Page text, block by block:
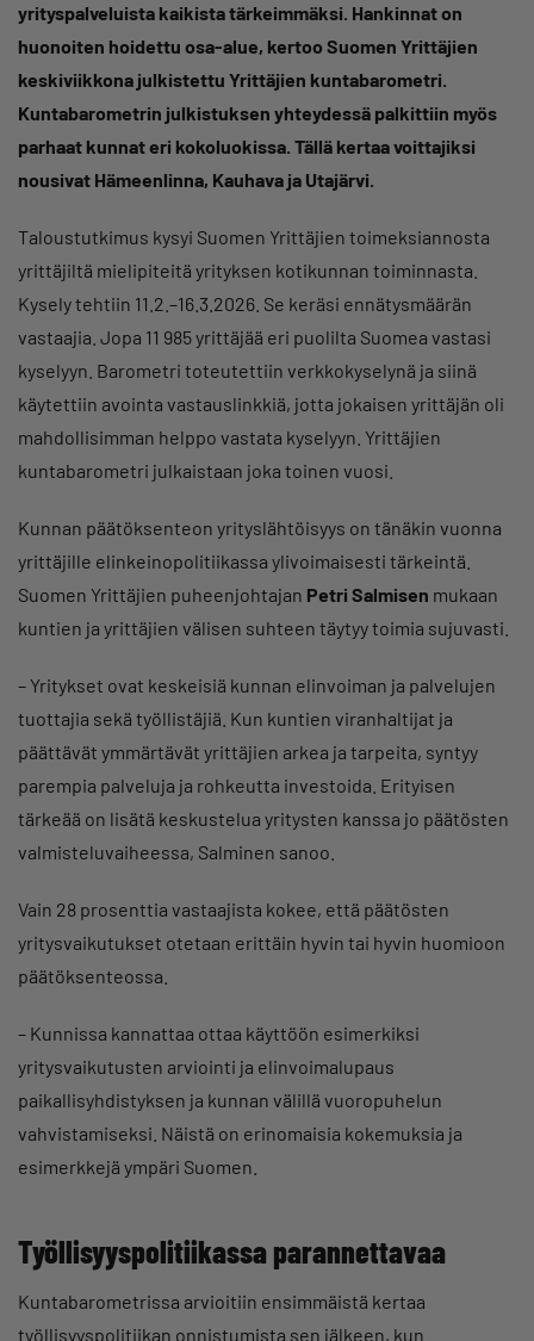
yrityspalveluista kaikista tärkeimmäksi. Hankinnat on
huonoiten hoidettu osa-alue, kertoo Suomen Yrittäjien
keskiviikkona julkistettu Yrittäjien kuntabarometri.
Kuntabarometrin julkistuksen yhteydessä palkittiin myös
parhaat kunnat eri kokoluokissa. Tällä kertaa voittajiksi
nousivat Hämeenlinna, Kauhava ja Utajärvi.
Taloustutkimus kysyi Suomen Yrittäjien toimeksiannosta
yrittäjiltä mielipiteitä yrityksen kotikunnan toiminnasta.
Kysely tehtiin 11.2.–16.3.2026. Se keräsi ennätysmäärän
vastaajia. Jopa 11 985 yrittäjää eri puolilta Suomea vastasi
kyselyyn. Barometri toteutettiin verkkokyselynä ja siinä
käytettiin avointa vastauslinkkiä, jotta jokaisen yrittäjän oli
mahdollisimman helppo vastata kyselyyn. Yrittäjien
kuntabarometri julkaistaan joka toinen vuosi.
Kunnan päätöksenteon yrityslähtöisyys on tänäkin vuonna
yrittäjille elinkeinopolitiikassa ylivoimaisesti tärkeintä.
Suomen Yrittäjien puheenjohtajan Petri Salmisen mukaan
kuntien ja yrittäjien välisen suhteen täytyy toimia sujuvasti.
– Yritykset ovat keskeisiä kunnan elinvoiman ja palvelujen
tuottajia sekä työllistäjiä. Kun kuntien viranhaltijat ja
päättävät ymmärtävät yrittäjien arkea ja tarpeita, syntyy
parempia palveluja ja rohkeutta investoida. Erityisen
tärkeää on lisätä keskustelua yritysten kanssa jo päätösten
valmisteluvaiheessa, Salminen sanoo.
Vain 28 prosenttia vastaajista kokee, että päätösten
yritysvaikutukset otetaan erittäin hyvin tai hyvin huomioon
päätöksenteossa.
– Kunnissa kannattaa ottaa käyttöön esimerkiksi
yritysvaikutusten arviointi ja elinvoimalupaus
paikallisyhdistyksen ja kunnan välillä vuoropuhelun
vahvistamiseksi. Näistä on erinomaisia kokemuksia ja
esimerkkejä ympäri Suomen.
Työllisyyspolitiikassa parannettavaa
Kuntabarometrissa arvioitiin ensimmäistä kertaa
työllisyyspolitiikan onnistumista sen jälkeen, kun